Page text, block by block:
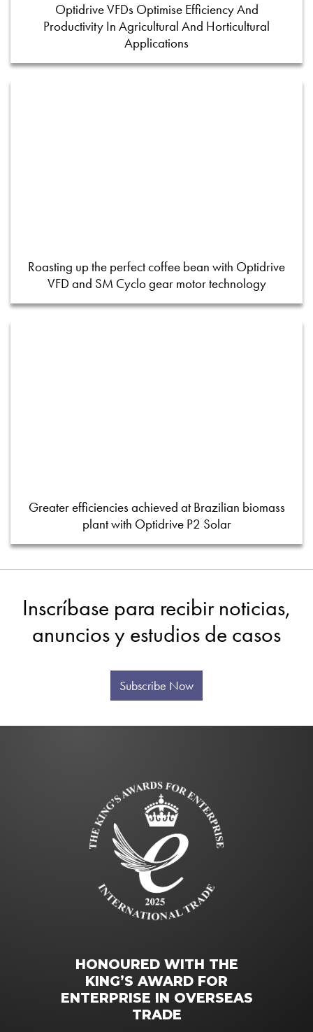
Optidrive VFDs Optimise Efficiency And
Productivity In Agricultural And Horticultural
Applications
Roasting up the perfect coffee bean with Optidrive
VFD and SM Cyclo gear motor technology
Greater efficiencies achieved at Brazilian biomass
plant with Optidrive P2 Solar
Inscríbase para recibir noticias,
anuncios y estudios de casos
Subscribe Now
HONOURED WITH THE
KING’S AWARD FOR
ENTERPRISE IN OVERSEAS
TRADE